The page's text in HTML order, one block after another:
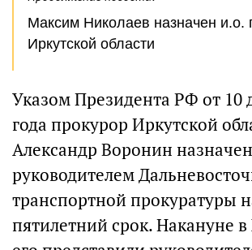
Максим Николаев назначен и.о.
Иркутской области
Указом Президента РФ от 10
года прокурор Иркутской
Александр Воронин назначен
руководителем
транспортной прокуратуры
пятилетний срок. Накануне в